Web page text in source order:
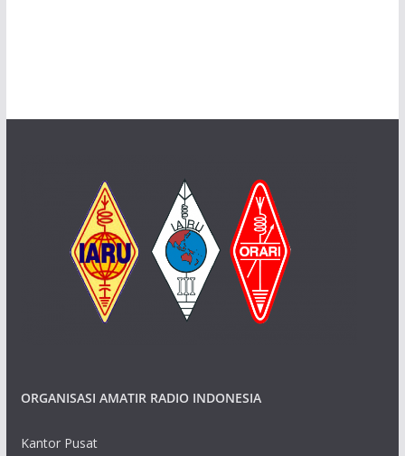
ORGANISASI AMATIR RADIO INDONESIA
Kantor Pusat